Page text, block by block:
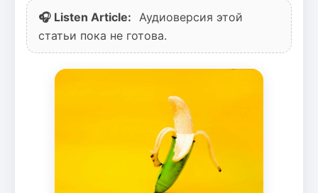
🎧 Listen Article:
Аудиоверсия этой
статьи пока не готова.